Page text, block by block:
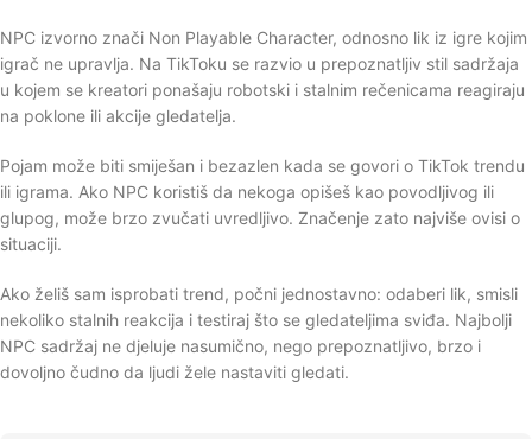
NPC izvorno znači Non Playable Character, odnosno lik iz igre kojim
igrač ne upravlja. Na TikToku se razvio u prepoznatljiv stil sadržaja
u kojem se kreatori ponašaju robotski i stalnim rečenicama reagiraju
na poklone ili akcije gledatelja.
Pojam može biti smiješan i bezazlen kada se govori o TikTok trendu
ili igrama. Ako NPC koristiš da nekoga opišeš kao povodljivog ili
glupog, može brzo zvučati uvredljivo. Značenje zato najviše ovisi o
situaciji.
Ako želiš sam isprobati trend, počni jednostavno: odaberi lik, smisli
nekoliko stalnih reakcija i testiraj što se gledateljima sviđa. Najbolji
NPC sadržaj ne djeluje nasumično, nego prepoznatljivo, brzo i
dovoljno čudno da ljudi žele nastaviti gledati.